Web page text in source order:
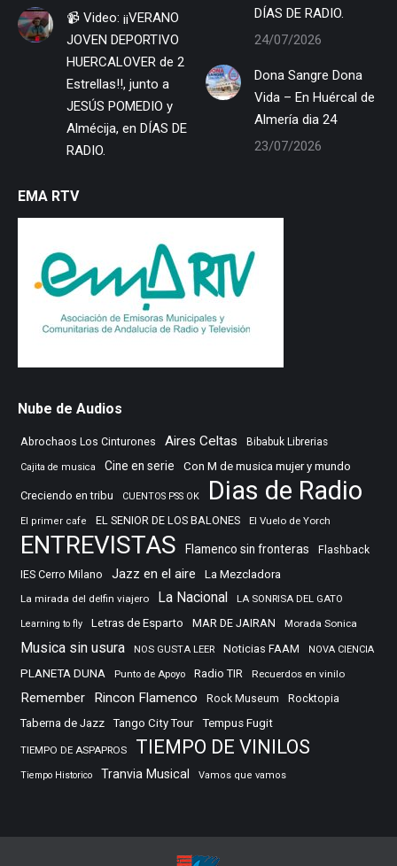
📹 Video: ¡¡VERANO
JOVEN DEPORTIVO
HUERCALOVER de 2
Estrellas!!, junto a
JESÚS POMEDIO y
Almécija, en DÍAS DE
RADIO.
DÍAS DE RADIO.
24/07/2026
Dona Sangre Dona
Vida – En Huércal de
Almería dia 24
23/07/2026
EMA RTV
Nube de Audios
Abrochaos Los Cinturones Aires Celtas Bibabuk Librerias
Cajita de musica Cine en serie Con M de musica mujer y mundo
Creciendo en tribu CUENTOS PSS OK Dias de Radio
El primer cafe EL SENIOR DE LOS BALONES El Vuelo de Yorch
ENTREVISTAS Flamenco sin fronteras Flashback
IES Cerro Milano Jazz en el aire La Mezcladora
La mirada del delfin viajero La Nacional LA SONRISA DEL GATO
Learning to fly Letras de Esparto MAR DE JAIRAN Morada Sonica
Musica sin usura NOS GUSTA LEER Noticias FAAM NOVA CIENCIA
PLANETA DUNA Punto de Apoyo Radio TIR Recuerdos en vinilo
Remember Rincon Flamenco Rock Museum
Rocktopia
Taberna de Jazz
Tango City Tour Tempus Fugit
TIEMPO DE ASPAPROS TIEMPO DE VINILOS
Tiempo Historico Tranvia Musical Vamos que vamos